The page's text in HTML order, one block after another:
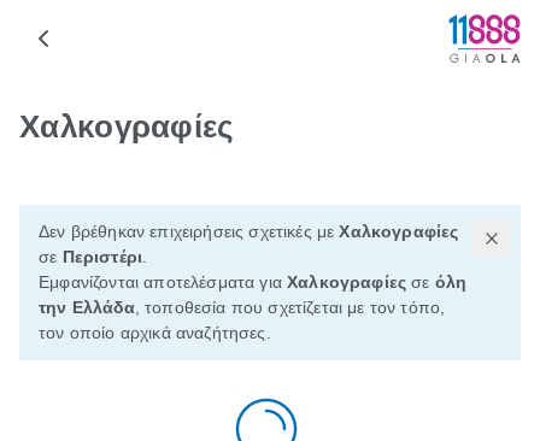
Χαλκογραφίες
Δεν βρέθηκαν επιχειρήσεις σχετικές μεΧαλκογραφίες
σε Περιστέρι
Εμφανίζονται αποτελέσματα γιαΧαλκογραφίες σε όλη
την Ελλάδα, τοποθεσία που σχετίζεται με τον τόπο,
τον οποίο αρχικά αναζήτησες.